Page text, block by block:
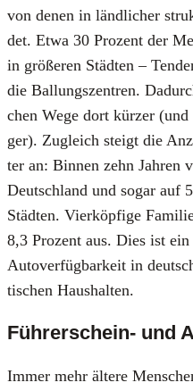
von denen in länd­li­cher
det. Etwa 30 Pro­zent der
in grö­ße­ren Städ­ten –
die Bal­lungs­zen­tren.
chen Wege dort kür­zer
ger). Zugleich steigt die
ter an: Bin­nen zehn Jah­ren
Deutsch­land und sogar auf
Städ­ten. Vier­köp­fi­ge
8,3 Pro­zent aus. Dies ist
Auto­ver­füg­bar­keit in
ti­schen Haus­hal­ten.
Führerschein- und
Immer mehr älte­re